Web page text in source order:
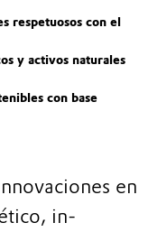
respetuosos con el
y activos naturales
con base
en
in-